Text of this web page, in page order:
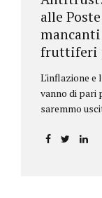
alle
fruttiferi
L'inflazione e
vanno di pari
saremmo